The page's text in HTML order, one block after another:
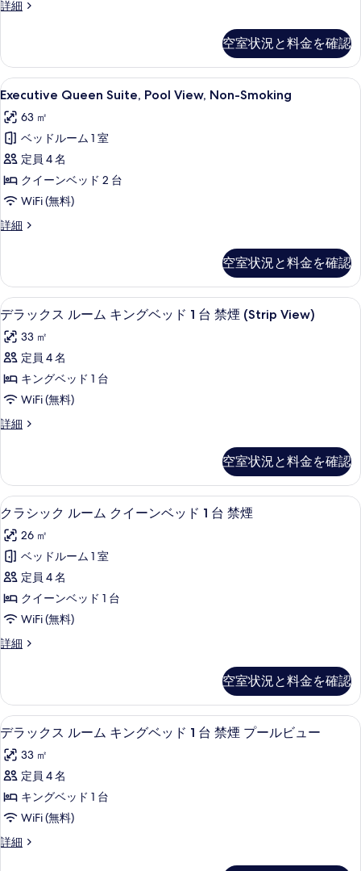
真
表
示
す
る
写
真
を
表
示
す
る
詳細
Executive
Smoking
の
詳
空室状況と料金を確認
Executive
Queen
Suite,
Pool
View,
Non-
Smoking
の
て
の
写
真
を
表
示
す
羽毛の掛け布団、ピロートップベッ
7
Executive Queen Suite, Pool View, Non-Smoking
63 ㎡
ベッドルーム 1 室
定員 4 名
クイーンベッド 2 台
WiFi (無料)
詳細
Executive
View,
Non-
Smoking
詳
細
空室状況と料金を確認
デ
ラ
ッ
ク
ス
ー
キ
ン
グ
ベ
ッ
ド
1
台
禁
View)
の
す
べ
て
の
写
真
羽毛の掛け布団、ピロートップベッ
8
デラックス ルーム キングベッド 1 台 禁煙 (Strip View)
33 ㎡
定員 4 名
キングベッド 1 台
WiFi (無料)
詳細
デ
ス
ル
ー
キ
ン
グ
ベ
ッ
ド
台
View)
の
詳
細
空室状況と料金を確認
ク
ラ
シ
ッ
ク
ル
ム
イ
ー
ン
ベ
ッ
ド
1
台
羽毛の掛け布団、ピロートップベッ
5
クラシック ルーム クイーンベッド 1 台 禁煙
26 ㎡
ベッドルーム 1 室
定員 4 名
クイーンベッド 1 台
WiFi (無料)
詳細
ク
ク
ル
ー
ク
イ
ン
ベ
ド
空室状況と料金を確認
デ
ラ
ッ
ク
ス
ー
羽毛の掛け布団、ピロートップベッ
7
デラックス ルーム キングベッド 1 台 禁煙 プールビュー
33 ㎡
定員 4 名
キングベッド 1 台
WiFi (無料)
詳細
デ